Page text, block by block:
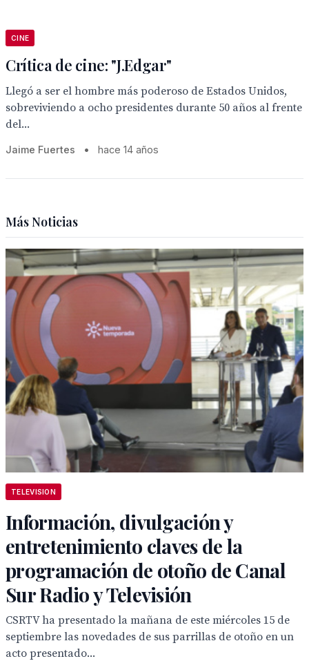
CINE
Crítica de cine: "J.Edgar"
Llegó a ser el hombre más poderoso de Estados Unidos,
sobreviviendo a ocho presidentes durante 50 años al frente
del...
Jaime Fuertes • hace 14 años
Más Noticias
TELEVISION
Información, divulgación y
entretenimiento claves de la
programación de otoño de Canal
Sur Radio y Televisión
CSRTV ha presentado la mañana de este miércoles 15 de
septiembre las novedades de sus parrillas de otoño en un
acto presentado...